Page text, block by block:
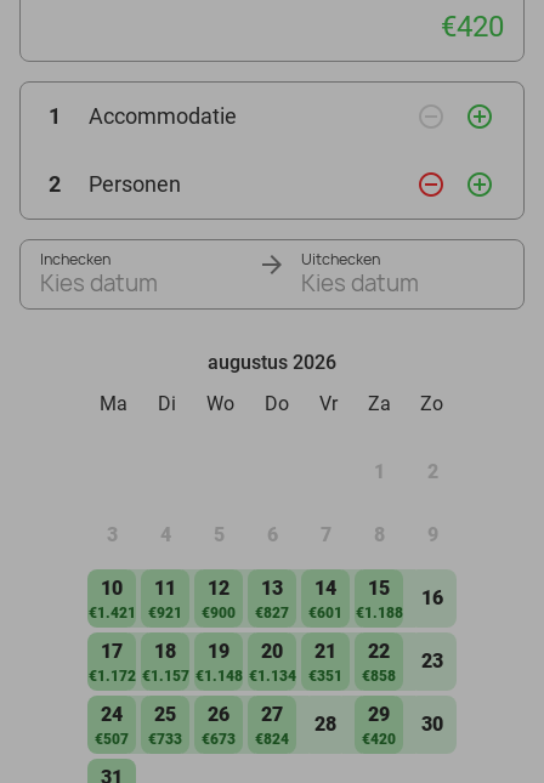
€420
1 Accommodatie remove_circle_outline add_circle_outline
2 Personen remove_circle_outline add_circle_outline
Inchecken
Kies datum
Uitchecken
Kies datum
augustus 2026
Ma
Di Wo Do Vr Za Zo
1 2
3 4 5 6 7 8 9
10
€1.421
11
€921
12
€900
13
€827
14
€601
15
€1.188
16
17
€1.172
18
€1.157
19
€1.148
20
€1.134
21
€351
22
€858
23
24
€507
25
€733
26
€673
27
€824
28 29
€420
30
31